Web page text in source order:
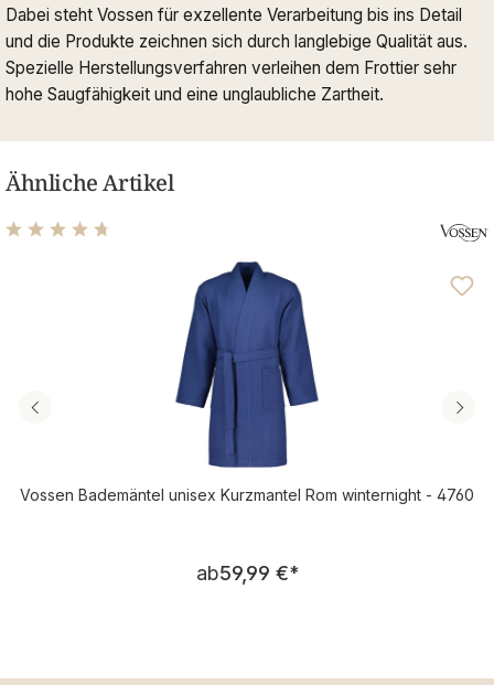
Dabei steht Vossen für exzellente Verarbeitung bis ins Detail
und die Produkte zeichnen sich durch langlebige Qualität aus.
Spezielle Herstellungsverfahren verleihen dem Frottier sehr
hohe Saugfähigkeit und eine unglaubliche Zartheit.
Ähnliche Artikel
Durchschnittliche Bewertung von 4.71 von 5 Sternen
Vossen Bademäntel unisex Kurzmantel Rom winternight - 4760
Regulärer Preis:
ab59,99 €*